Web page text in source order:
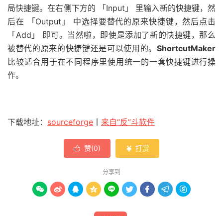
局快捷键。在右侧下方的 「Input」 里输入新的快捷键，然
后在 「Output」 中选择要替代的原来快捷键，然后点击
「Add」 即可。当然啦，即使是添加了新的快捷键，那么
被替代的原来的快捷键还是可以使用的。 ShortcutMaker
比较适合用于在不同程序里使用统一的一套快捷键进行操
作。
下载地址： sourceforge 来自“反”斗软件
 赞(0)  打赏
分享到
        